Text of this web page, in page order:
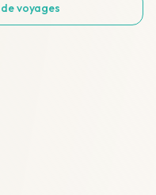
voyages